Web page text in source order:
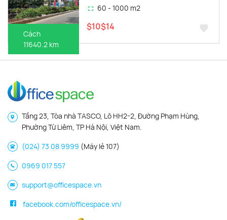
Cách
11640.2 km
60 - 1000 m2
$10$14
Tầng 23, Tòa nhà TASCO, Lô HH2-2, Đường Phạm Hùng,
Phường Từ Liêm, TP Hà Nội, Việt Nam.
(024) 73 08 9999 (Máy lẻ 107)
0969 017 557
support@officespace.vn
facebook.com/officespace.vn/